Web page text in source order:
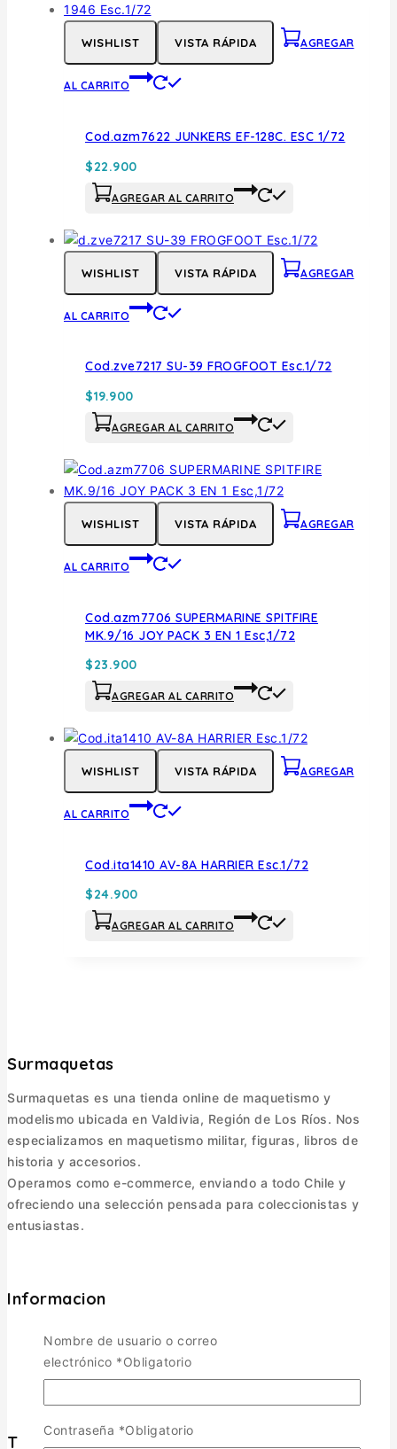
WISHLIST VISTA RÁPIDA AGREGAR
AL CARRITO
Cod.azm7622 JUNKERS EF-128C. ESC 1/72
$22.900
AGREGAR AL CARRITO
WISHLIST VISTA RÁPIDA AGREGAR
AL CARRITO
Cod.zve7217 SU-39 FROGFOOT Esc.1/72
$19.900
AGREGAR AL CARRITO
WISHLIST VISTA RÁPIDA AGREGAR
AL CARRITO
Cod.azm7706 SUPERMARINE SPITFIRE
MK.9/16 JOY PACK 3 EN 1 Esc,1/72
$23.900
AGREGAR AL CARRITO
WISHLIST VISTA RÁPIDA AGREGAR
AL CARRITO
Cod.ita1410 AV-8A HARRIER Esc.1/72
$24.900
AGREGAR AL CARRITO
Surmaquetas
Surmaquetas es una tienda online de maquetismo y
modelismo ubicada en Valdivia, Región de Los Ríos. Nos
especializamos en maquetismo militar, figuras, libros de
historia y accesorios.
Operamos como e-commerce, enviando a todo Chile y
ofreciendo una selección pensada para coleccionistas y
entusiastas.
Informacion
Política de Privacidad
Tienda
Nombre de usuario o correo
electrónico *Obligatorio
Contraseña *Obligatorio